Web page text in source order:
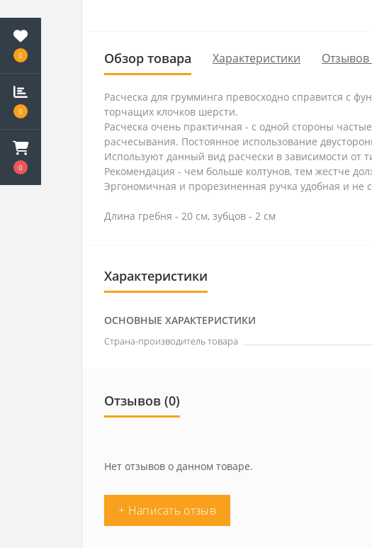
0
0
0
Обзор товара Характеристики Отзывов
Расческа для грумминга превосходно справится с
торчащих клочков шерсти.
Расческа очень практичная - с одной стороны
расчесывания. Постоянное использование
Используют данный вид расчески в зависимости от
Рекомендация - чем больше колтунов, тем жестче
Эргономичная и прорезиненная ручка удобная и не
Длина гребня - 20 см, зубцов - 2 см
Характеристики
ОСНОВНЫЕ ХАРАКТЕРИСТИКИ
Страна-производитель товара
Отзывов (0)
Нет отзывов о данном товаре.
+ Написать отзыв